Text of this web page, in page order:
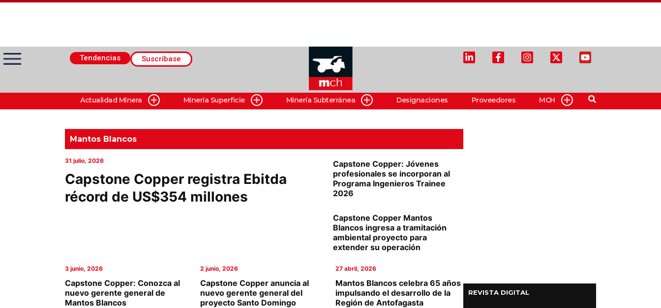
Tendencias Suscríbase
Actualidad Minera
Minería Superficie
Minerí­a Subterránea
Calendario de Eventos
Actualidad Minera Minería Superficie Minería Subterránea Designaciones Proveedores MCH
Mantos Blancos
31 julio, 2026
Capstone Copper registra Ebitda
récord de US$354 millones
Capstone Copper: Jóvenes
profesionales se incorporan al
Programa Ingenieros Trainee
2026
Capstone Copper Mantos
Blancos ingresa a tramitación
ambiental proyecto para
extender su operación
3 junio, 2026
Capstone Copper: Conozca al
nuevo gerente general de
Mantos Blancos
2 junio, 2026
Capstone Copper anuncia al
nuevo gerente general del
proyecto Santo Domingo
27 abril, 2026
Mantos Blancos celebra 65 años
impulsando el desarrollo de la
Región de Antofagasta
REVISTA DIGITAL